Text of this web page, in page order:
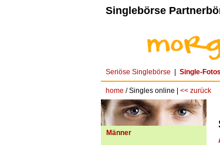
Singlebörse
Seriöse Singlebörse Single-Fotos
home / Singles online | << zurück
Männer